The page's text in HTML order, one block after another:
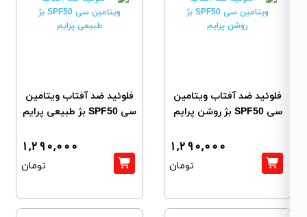
فلوئید ضد آفتاب ویتامین
سی SPF50 بژ روشن پرایم
1,290,000
تومان
فلوئید ضد آفتاب ویتامین
سی SPF50 بژ طبیعی پرایم
1,290,000
تومان